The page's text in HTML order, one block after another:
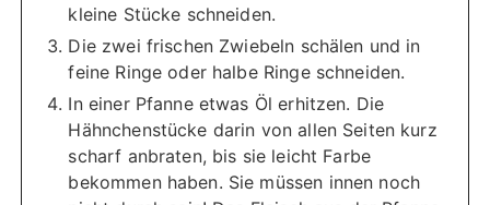
kleine Stücke schneiden.
Die zwei frischen Zwiebeln schälen und in
feine Ringe oder halbe Ringe schneiden.
In einer Pfanne etwas Öl erhitzen. Die
Hähnchenstücke darin von allen Seiten kurz
scharf anbraten, bis sie leicht Farbe
bekommen haben. Sie müssen innen noch